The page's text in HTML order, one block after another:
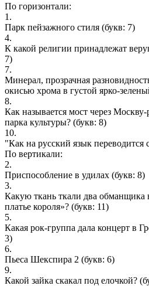
По горизонтали:
1.
Парк пейзажного стиля (букв: 7)
4.
К какой религии принадлежат
7)
7.
Минерал, прозрачная
окисью хрома в густой ярко-
8.
Как называется мост через
парка культуры? (букв: 8)
10.
"Как на русский язык переводится
По вертикали:
2.
Приспособление в удилах (букв: 8)
3.
Какую ткань ткали два обманщика
платье короля»? (букв: 11)
5.
Какая рок-группа дала концерт в
3)
6.
Пьеса Шекспира 2 (букв: 6)
9.
Какой зайка скакал под елочкой?